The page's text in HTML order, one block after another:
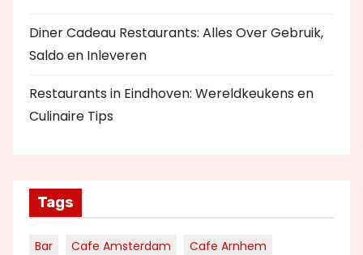
Diner Cadeau Restaurants: Alles Over Gebruik,
Saldo en Inleveren
Restaurants in Eindhoven: Wereldkeukens en
Culinaire Tips
Tags
Bar Cafe Amsterdam
Cafe Arnhem